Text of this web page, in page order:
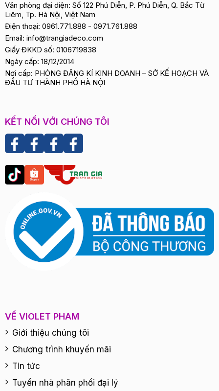
Văn phòng đại diện: Số 122 Phú Diễn, P. Phú Diễn, Q. Bắc Từ
Liêm, Tp. Hà Nội, Việt Nam
Điện thoại: 0961.771.888 - 0971.761.888
Email: info@trangiadeco.com
Giấy ĐKKD số: 0106719838
Ngày cấp: 18/12/2014
Nơi cấp: PHÒNG ĐĂNG KÍ KINH DOANH – SỞ KẾ HOẠCH VÀ
ĐẦU TƯ THÀNH PHỐ HÀ NỘI
KẾT NỐI VỚI CHÚNG TÔI
VỀ VIOLET PHAM
Giới thiệu chúng tôi
Chương trình khuyến mãi
Tin tức
Tuyển nhà phân phối đại lý